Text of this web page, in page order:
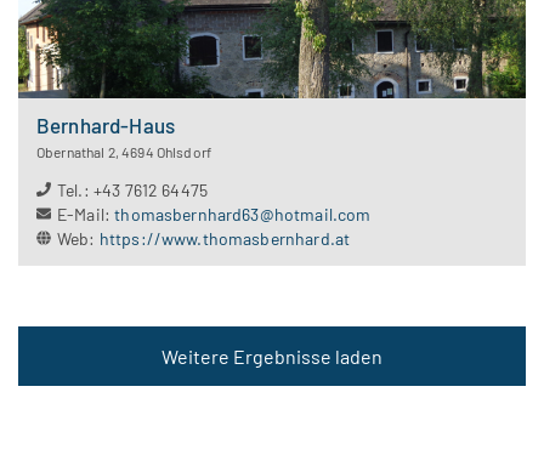
Bernhard-Haus
Obernathal 2,4694 Ohlsdorf
Tel.: +43 7612 64475
E-Mail:thomasbernhard63@hotmail.com
Web: https://www.thomasbernhard.at
Weitere Ergebnisse laden